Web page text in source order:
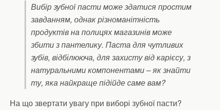
Вибір зубної пасти може здатися простим
завданням, однак різноманітність
продуктів на полицях магазинів може
збити з пантелику. Паста для чутливих
зубів, відбілююча, для захисту від карієсу, з
натуральними компонентами – як знайти
ту, яка найкраще підійде саме вам?
На що звертати увагу при виборі зубної пасти?